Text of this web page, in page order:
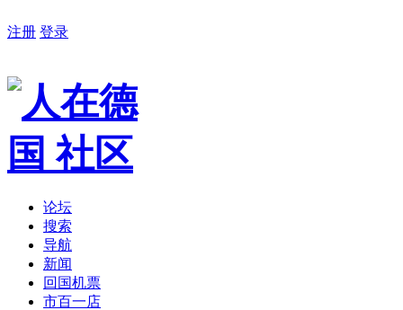
注册 登录
论坛
搜索
导航
新闻
回国机票
市百一店